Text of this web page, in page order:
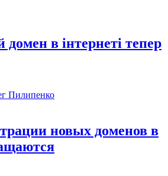
домен в інтернеті тепер
Пилипенко
новых доменов в